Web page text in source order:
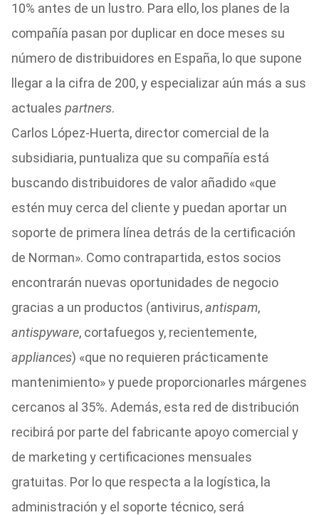
10% antes de un lustro. Para ello, los planes de la
compañía pasan por duplicar en doce meses su
número de distribuidores en España, lo que supone
llegar a la cifra de 200, y especializar aún más a sus
actuales partners.
Carlos López-Huerta, director comercial de la
subsidiaria, puntualiza que su compañía está
buscando distribuidores de valor añadido «que
estén muy cerca del cliente y puedan aportar un
soporte de primera línea detrás de la certificación
de Norman». Como contrapartida, estos socios
encontrarán nuevas oportunidades de negocio
gracias a un productos (antivirus,antispam,
antispyware, cortafuegos y, recientemente,
appliances) «que no requieren prácticamente
mantenimiento» y puede proporcionarles márgenes
cercanos al 35%. Además, esta red de distribución
recibirá por parte del fabricante apoyo comercial y
de marketing y certificaciones mensuales
gratuitas. Por lo que respecta a la logística, la
administración y el soporte técnico, será